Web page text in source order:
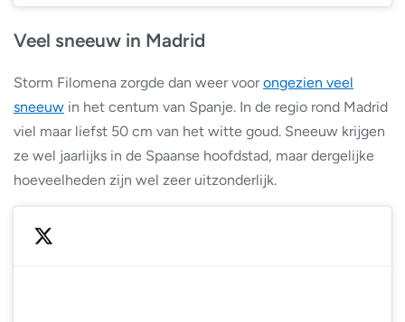
Veel sneeuw in Madrid
Storm Filomena zorgde dan weer voorongezien veel
sneeuw in het centum van Spanje. In de regio rond Madrid
viel maar liefst 50 cm van het witte goud. Sneeuw krijgen
ze wel jaarlijks in de Spaanse hoofdstad, maar dergelijke
hoeveelheden zijn wel zeer uitzonderlijk.